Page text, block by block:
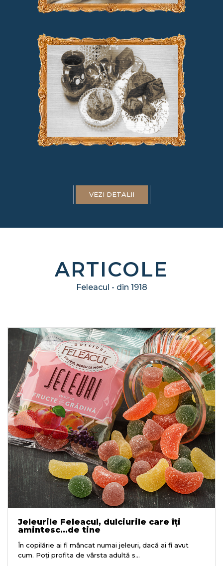
VEZI DETALII
ARTICOLE
Feleacul - din 1918
Jeleurile Feleacul, dulciurile care îți
amintesc...de tine
În copilărie ai fi mâncat numai jeleuri, dacă ai fi avut
cum. Poți profita de vârsta adultă s...